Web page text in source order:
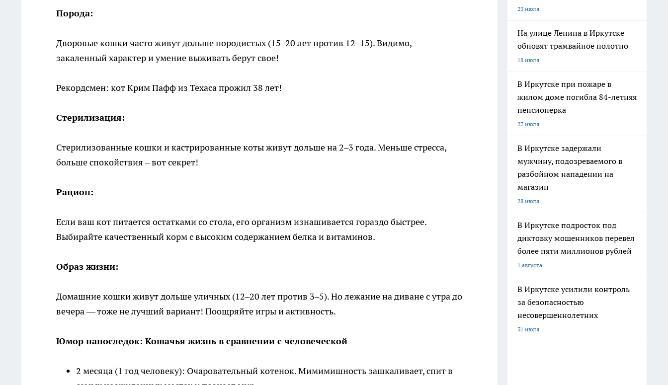
Порода:
Дворовые кошки часто живут дольше породистых (15–20 лет против 12–15). Видимо,
закаленный характер и умение выживать берут свое!
Рекордсмен: кот Крим Пафф из Техаса прожил 38 лет!
Стерилизация:
Стерилизованные кошки и кастрированные коты живут дольше на 2–3 года. Меньше стресса,
больше спокойствия – вот секрет!
Рацион:
Если ваш кот питается остатками со стола, его организм изнашивается гораздо быстрее.
Выбирайте качественный корм с высоким содержанием белка и витаминов.
Образ жизни:
Домашние кошки живут дольше уличных (12–20 лет против 3–5). Но лежание на диване с утра до
вечера — тоже не лучший вариант! Поощряйте игры и активность.
Юмор напоследок: Кошачья жизнь в сравнении с человеческой
2 месяца (1 год человеку): Очаровательный котенок. Мимимишность зашкаливает, спит в
23 июля
На улице Ленина в Иркутске
обновят трамвайное полотно
18 июля
В Иркутске при пожаре в
жилом доме погибла 84-летняя
пенсионерка
27 июля
В Иркутске задержали
мужчину, подозреваемого в
разбойном нападении на
магазин
28 июля
В Иркутске подросток под
диктовку мошенников перевел
более пяти миллионов рублей
1 августа
В Иркутске усилили контроль
за безопасностью
несовершеннолетних
31 июля